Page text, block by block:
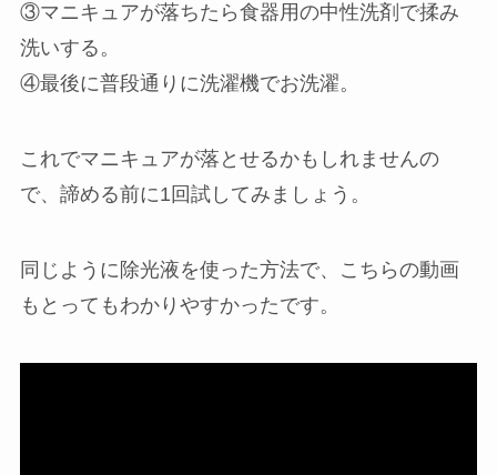
③マニキュアが落ちたら食器用の中性洗剤で揉み
洗いする。
④最後に普段通りに洗濯機でお洗濯。
これでマニキュアが落とせるかもしれませんの
で、諦める前に1回試してみましょう。
同じように除光液を使った方法で、こちらの動画
もとってもわかりやすかったです。